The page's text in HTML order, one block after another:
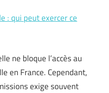
: qui peut exercer ce
ne bloque l’accès au
en France. Cependant,
exige souvent